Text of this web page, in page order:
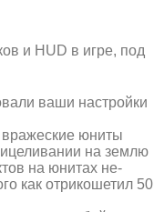
и HUD в игре, под
ваши настройки
вражеские юниты
на землю
на юнитах не-
как отрикошетил 50